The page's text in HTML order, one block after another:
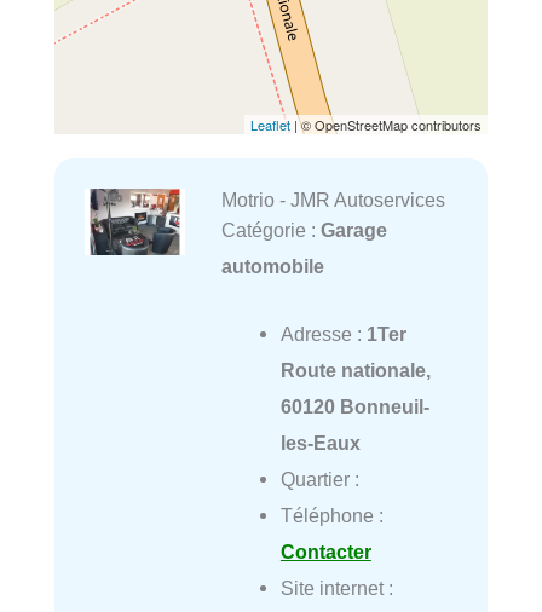
Leaflet | © OpenStreetMap contributors
Motrio - JMR Autoservices
Catégorie : Garage
automobile
Adresse : 1Ter
Route nationale,
60120 Bonneuil-
les-Eaux
Quartier :
Téléphone :
Contacter
Site internet :